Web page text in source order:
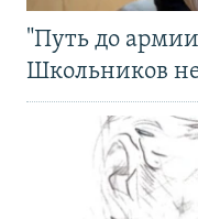
"Путь до
Школьников